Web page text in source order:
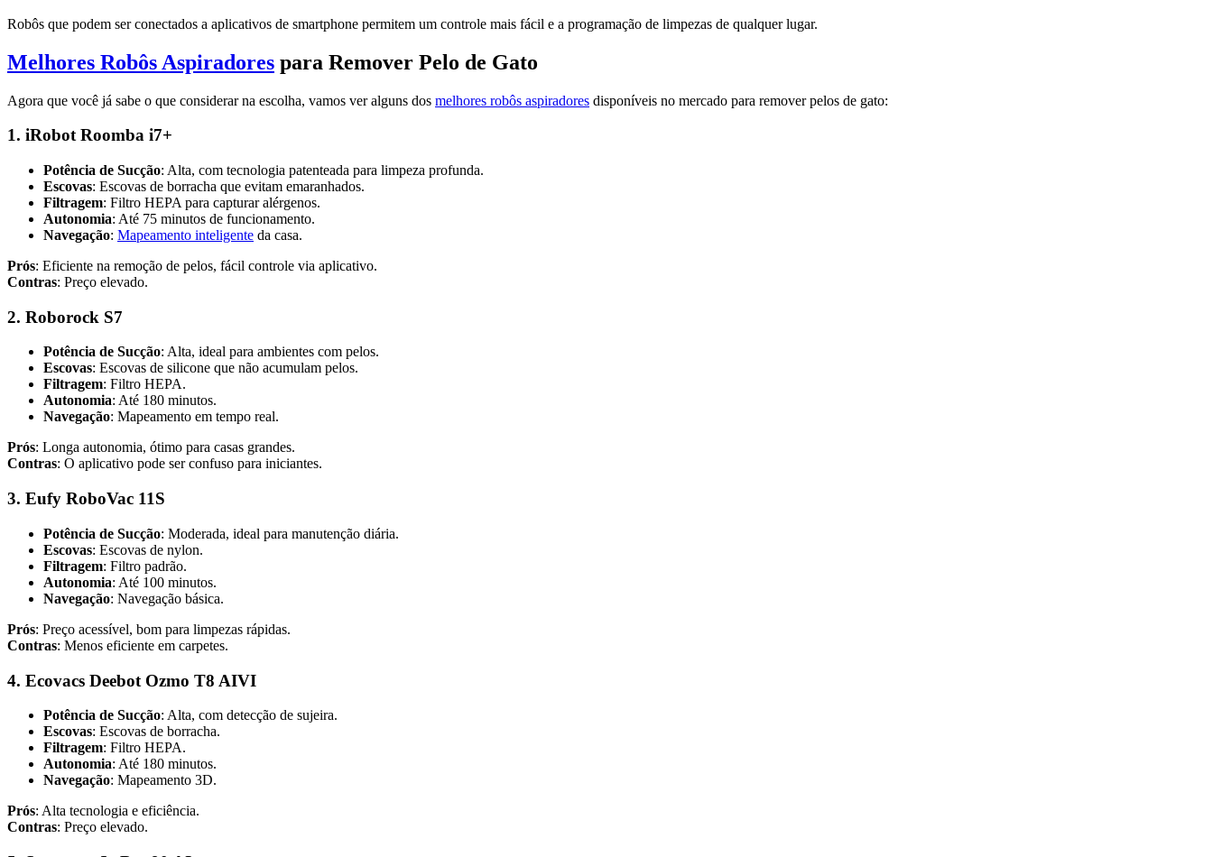
Robôs que podem ser conectados a aplicativos de smartphone permitem um controle mais fácil e a programação de limpezas de qualquer lugar.
Melhores Robôs Aspiradores para Remover Pelo de Gato
Agora que você já sabe o que considerar na escolha, vamos ver alguns dos melhores robôs aspiradores disponíveis no mercado para remover pelos de gato:
1. iRobot Roomba i7+
Potência de Sucção: Alta, com tecnologia patenteada para limpeza profunda.
Escovas: Escovas de borracha que evitam emaranhados.
Filtragem: Filtro HEPA para capturar alérgenos.
Autonomia: Até 75 minutos de funcionamento.
Navegação: Mapeamento inteligente da casa.
Prós: Eficiente na remoção de pelos, fácil controle via aplicativo.
Contras: Preço elevado.
2. Roborock S7
Potência de Sucção: Alta, ideal para ambientes com pelos.
Escovas: Escovas de silicone que não acumulam pelos.
Filtragem: Filtro HEPA.
Autonomia: Até 180 minutos.
Navegação: Mapeamento em tempo real.
Prós: Longa autonomia, ótimo para casas grandes.
Contras: O aplicativo pode ser confuso para iniciantes.
3. Eufy RoboVac 11S
Potência de Sucção: Moderada, ideal para manutenção diária.
Escovas: Escovas de nylon.
Filtragem: Filtro padrão.
Autonomia: Até 100 minutos.
Navegação: Navegação básica.
Prós: Preço acessível, bom para limpezas rápidas.
Contras: Menos eficiente em carpetes.
4. Ecovacs Deebot Ozmo T8 AIVI
Potência de Sucção: Alta, com detecção de sujeira.
Escovas: Escovas de borracha.
Filtragem: Filtro HEPA.
Autonomia: Até 180 minutos.
Navegação: Mapeamento 3D.
Prós: Alta tecnologia e eficiência.
Contras: Preço elevado.